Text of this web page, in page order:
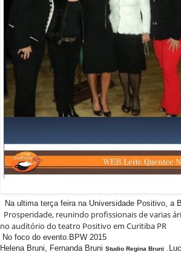
Na ultima terça feira na Universidade Positivo, a
Prosperidade, reunindo profissionais de varias
no auditório do teatro Positivo em Curitiba PR
No foco do evento.BPW 2015
Helena Bruni, Fernanda Bruni Studio Regina Bruni